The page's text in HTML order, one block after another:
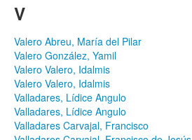
V
Valero Abreu, María del Pilar
Valero González, Yamil
Valero Valero, Idalmis
Valero Valero, Idalmis
Valladares, Lídice Angulo
Valladares, Lídice Angulo
Valladares Carvajal, Francisco